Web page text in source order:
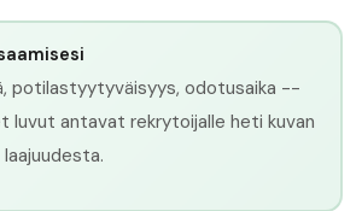
potilastyytyväisyys, odotusaika --
luvut antavat rekrytoijalle heti kuvan